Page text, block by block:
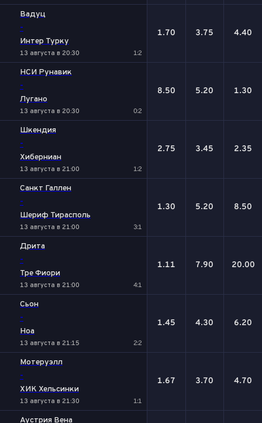
Вадуц
-
Интер Турку
13 августа в 20:30 1:2
1.70 3.75 4.40
НСИ Рунавик
-
Лугано
13 августа в 20:30 0:2
8.50 5.20 1.30
Шкендия
-
Хиберниан
13 августа в 21:00 1:2
2.75 3.45 2.35
Санкт Галлен
-
Шериф Тирасполь
13 августа в 21:00 3:1
1.30 5.20 8.50
Дрита
-
Тре Фиори
13 августа в 21:00 4:1
1.11 7.90 20.00
Сьон
-
Ноа
13 августа в 21:15 2:2
1.45 4.30 6.20
Мотеруэлл
-
ХИК Хельсинки
13 августа в 21:30 1:1
1.67 3.70 4.70
Аустрия Вена